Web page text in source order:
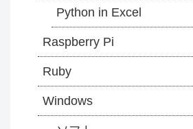
Python in Excel
Raspberry Pi
Ruby
Windows